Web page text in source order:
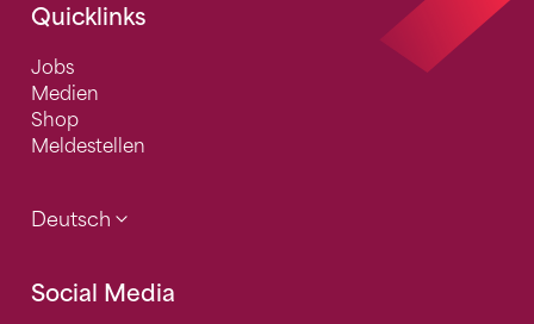
Quicklinks
Jobs
Medien
Shop
Meldestellen
Deutsch
Social Media